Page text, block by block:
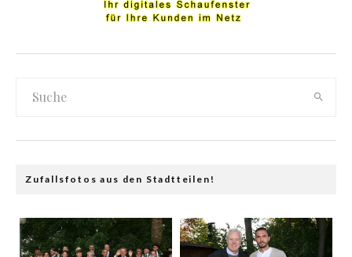
Zufallsfotos aus den Stadtteilen!